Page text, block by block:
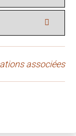
associées